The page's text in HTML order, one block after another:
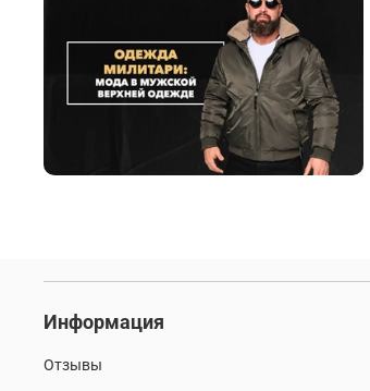
Информация
Отзывы